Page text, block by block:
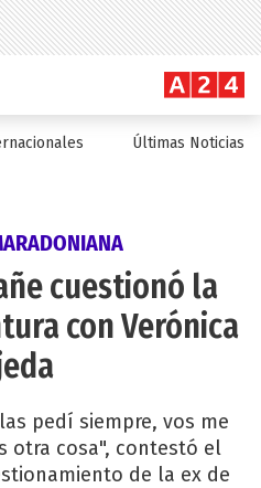
Últimas Noticias
cuestionó la
con Verónica
pedí siempre, vos me
otra cosa", contestó el
de la ex de